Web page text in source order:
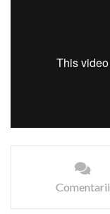
Comentarii